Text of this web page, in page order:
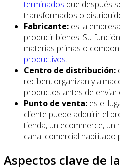
terminados que después
transformados o
Fabricante: es la
producir bienes. Su
materias primas o
productivos.
Centro de distribución:
reciben, organizan y
productos antes de
Punto de venta: es el
cliente puede adquirir el
tienda, un ecommerce, un
canal comercial habilitado
Aspectos clave de